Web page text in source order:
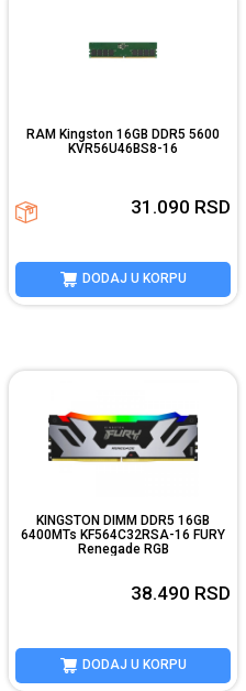
RAM Kingston 16GB DDR5 5600
KVR56U46BS8-16
31.090 RSD
DODAJ U KORPU
KINGSTON DIMM DDR5 16GB
6400MTs KF564C32RSA-16 FURY
Renegade RGB
38.490 RSD
DODAJ U KORPU